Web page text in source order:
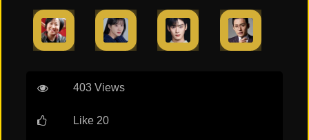
403 Views
Like 20